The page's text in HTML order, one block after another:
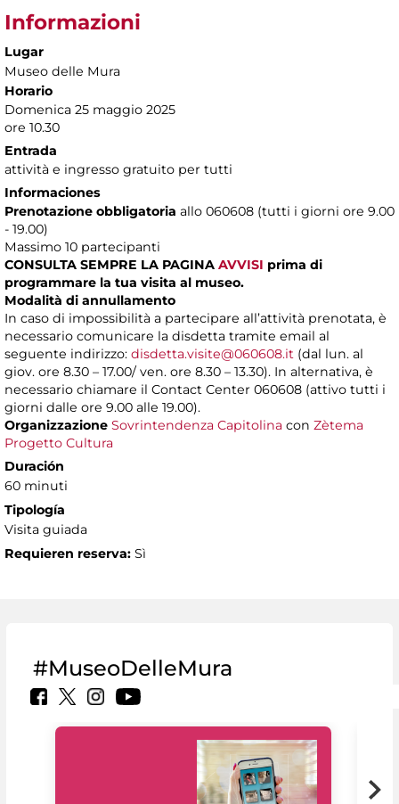
Informazioni
Lugar
Museo delle Mura
Horario
Domenica 25 maggio 2025
ore 10.30
Entrada
attività e ingresso gratuito per tutti
Informaciones
Prenotazione obbligatoria allo 060608 (tutti i giorni ore 9.00
- 19.00)
Massimo 10 partecipanti
CONSULTA SEMPRE LA PAGINA AVVISI prima di
programmare la tua visita al museo.
Modalità di annullamento
In caso di impossibilità a partecipare all’attività prenotata, è
necessario comunicare la disdetta tramite email al
seguente indirizzo: disdetta.visite@060608.it (dal lun. al
giov. ore 8.30 – 17.00/ ven. ore 8.30 – 13.30). In alternativa, è
necessario chiamare il Contact Center 060608 (attivo tutti i
giorni dalle ore 9.00 alle 19.00).
Organizzazione Sovrintendenza Capitolina con Zètema
Progetto Cultura
Duración
60 minuti
Tipología
Visita guiada
Requieren reserva: Sì
#MuseoDelleMura